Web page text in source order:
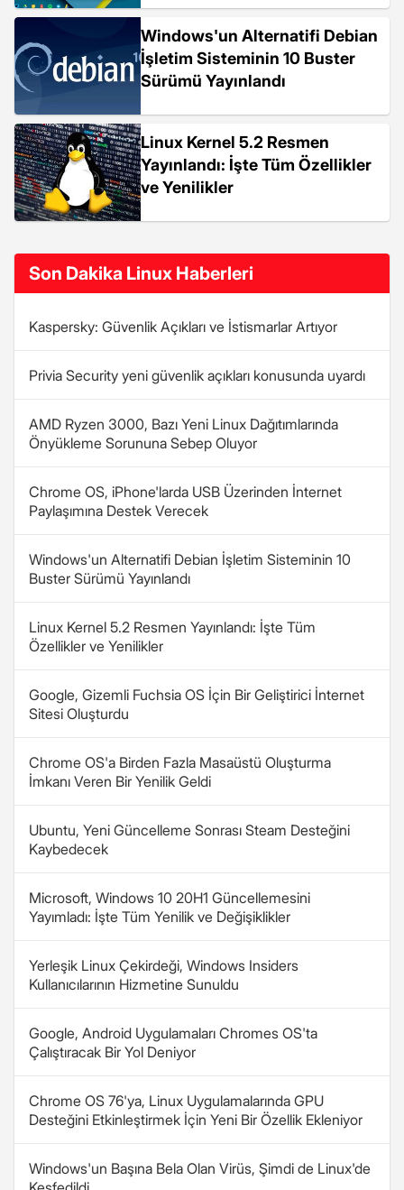
Windows'un Alternatifi Debian
İşletim Sisteminin 10 Buster
Sürümü Yayınlandı
Linux Kernel 5.2 Resmen
Yayınlandı: İşte Tüm Özellikler
ve Yenilikler
Son Dakika Linux Haberleri
Kaspersky: Güvenlik Açıkları ve İstismarlar Artıyor
Privia Security yeni güvenlik açıkları konusunda uyardı
AMD Ryzen 3000, Bazı Yeni Linux Dağıtımlarında
Önyükleme Sorununa Sebep Oluyor
Chrome OS, iPhone'larda USB Üzerinden İnternet
Paylaşımına Destek Verecek
Windows'un Alternatifi Debian İşletim Sisteminin 10
Buster Sürümü Yayınlandı
Linux Kernel 5.2 Resmen Yayınlandı: İşte Tüm
Özellikler ve Yenilikler
Google, Gizemli Fuchsia OS İçin Bir Geliştirici İnternet
Sitesi Oluşturdu
Chrome OS'a Birden Fazla Masaüstü Oluşturma
İmkanı Veren Bir Yenilik Geldi
Ubuntu, Yeni Güncelleme Sonrası Steam Desteğini
Kaybedecek
Microsoft, Windows 10 20H1 Güncellemesini
Yayımladı: İşte Tüm Yenilik ve Değişiklikler
Yerleşik Linux Çekirdeği, Windows Insiders
Kullanıcılarının Hizmetine Sunuldu
Google, Android Uygulamaları Chromes OS'ta
Çalıştıracak Bir Yol Deniyor
Chrome OS 76'ya, Linux Uygulamalarında GPU
Desteğini Etkinleştirmek İçin Yeni Bir Özellik Ekleniyor
Windows'un Başına Bela Olan Virüs, Şimdi de Linux'de